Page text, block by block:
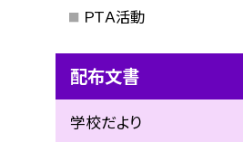
ＰＴＡ活動
配布文書
学校だより